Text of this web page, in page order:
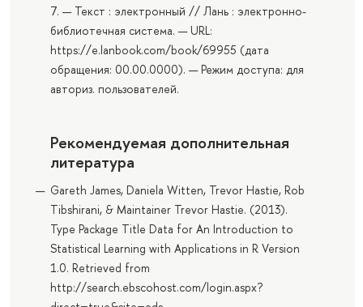
7. — Текст : электронный // Лань : электронно-
библиотечная система. — URL:
https://e.lanbook.com/book/69955 (дата
обращения: 00.00.0000). — Режим доступа: для
авториз. пользователей.
Рекомендуемая дополнительная
литература
Gareth James, Daniela Witten, Trevor Hastie, Rob
Tibshirani, & Maintainer Trevor Hastie. (2013).
Type Package Title Data for An Introduction to
Statistical Learning with Applications in R Version
1.0. Retrieved from
http://search.ebscohost.com/login.aspx?